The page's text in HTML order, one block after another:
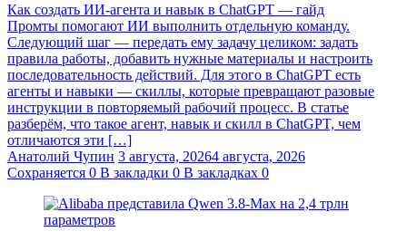
Как создать ИИ-агента и навык в ChatGPT — гайд
Промты помогают ИИ выполнить отдельную команду.
Следующий шаг — передать ему задачу целиком: задать
правила работы, добавить нужные материалы и настроить
последовательность действий. Для этого в ChatGPT есть
агенты и навыки — скиллы, которые превращают разовые
инструкции в повторяемый рабочий процесс. В статье
разберём, что такое агент, навык и скилл в ChatGPT, чем
отличаются эти […]
Анатолий Чупин 3 августа, 20264 августа, 2026
Сохраняется 0 В закладки 0 В закладках 0